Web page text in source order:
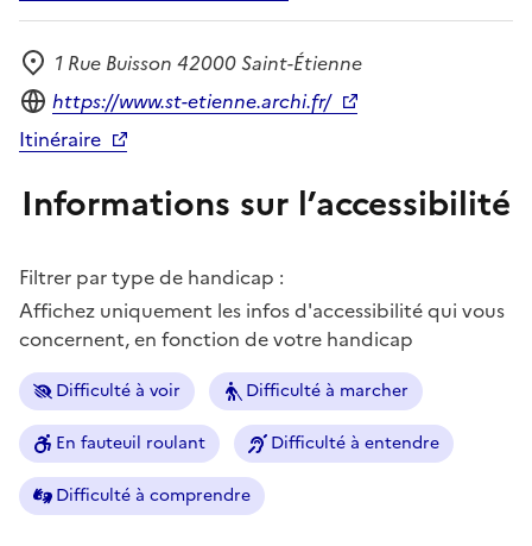
Adresse
1 Rue Buisson 42000 Saint-Étienne
Site internet
https://www.st-etienne.archi.fr/
Itinéraire
Informations sur l’accessibilité
Filtrer par type de handicap :
Affichez uniquement les infos d'accessibilité qui vous
concernent, en fonction de votre handicap
Difficulté à voir Difficulté à marcher
En fauteuil roulant Difficulté à entendre
Difficulté à comprendre